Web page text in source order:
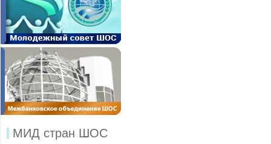
МИД стран ШОС